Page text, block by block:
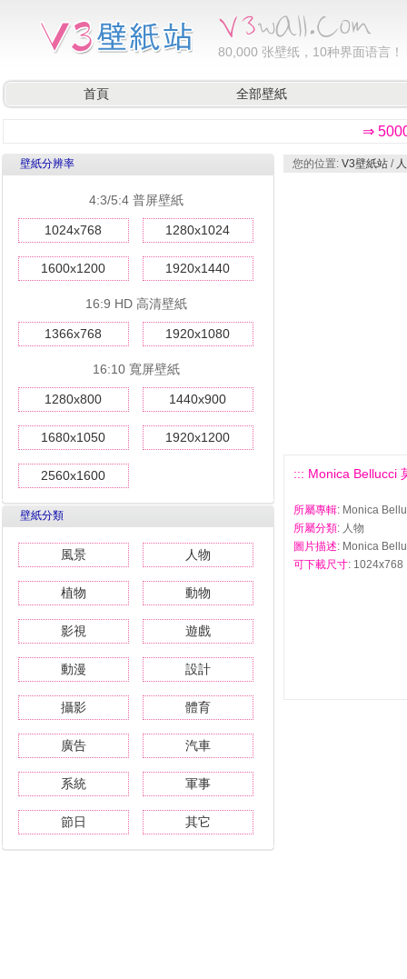
80,000 张壁纸，10种界面语言！
首頁 全部壁紙
⇒
壁紙分辨率
4:3/5:4 普屏壁紙
1024x768 1280x1024
1600x1200 1920x1440
16:9 HD 高清壁紙
1366x768 1920x1080
16:10 寬屏壁紙
1280x800 1440x900
1680x1050 1920x1200
2560x1600
壁紙分類
風景 人物
植物 動物
影視 遊戲
動漫 設計
攝影 體育
廣告 汽車
系統 軍事
節日 其它
您的位置: V3壁紙站 /
::: Monica Bellucci
所屬專輯: Monica
所屬分類: 人物
圖片描述: Monica
可下載尺寸: 1024x768